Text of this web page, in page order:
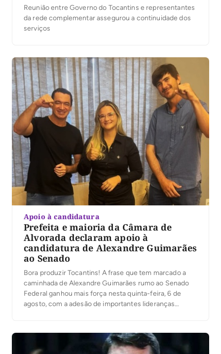
Reunião entre Governo do Tocantins e representantes
da rede complementar assegurou a continuidade dos
serviços
Apoio à candidatura
Prefeita e maioria da Câmara de
Alvorada declaram apoio à
candidatura de Alexandre Guimarães
ao Senado
Bora produzir Tocantins! A frase que tem marcado a
caminhada de Alexandre Guimarães rumo ao Senado
Federal ganhou mais força nesta quinta-feira, 6 de
agosto, com a adesão de importantes lideranças